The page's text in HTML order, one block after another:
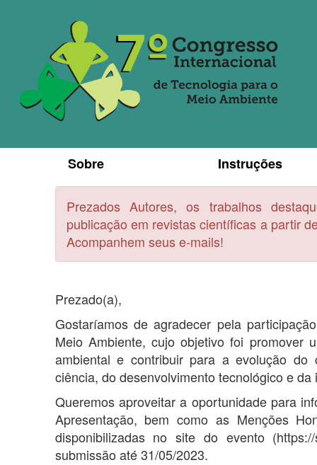
Sobre Instruções
Prezados Autores, os trabalhos
publicação em revistas científicas a partir
Acompanhem seus e-mails!
Prezado(a),
Gostaríamos de agradecer pela
Meio Ambiente, cujo objetivo foi promover
ambiental e contribuir para a evolução do
ciência, do desenvolvimento tecnológico e da
Queremos aproveitar a oportunidade para
Apresentação, bem como as Menções
disponibilizadas no site do evento
submissão até 31/05/2023.